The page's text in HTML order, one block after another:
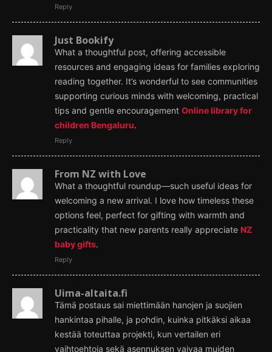
Reply
Just Bookify
What a thoughtful post, offering accessible
resources and engaging ideas for families exploring
reading together. It’s wonderful to see communities
supporting curious minds with welcoming, practical
tips and gentle encouragement Online library for
children Bengaluru.
Reply
From NZ with Love
What a thoughtful roundup—such useful ideas for
welcoming a new arrival. I love how timeless these
options feel, perfect for gifting with warmth and
practicality that new parents really appreciate NZ
baby gifts.
Reply
Uima-altaita.fi
Tämä postaus sai miettimään hanojen ja suojien
hankintaa pihalle, ja pohdin, kuinka pitkäksi aikaa
kestää toteuttaa projekti, kun vertailen eri
vaihtoehtoja sekä asennuksen vaivaa muiden